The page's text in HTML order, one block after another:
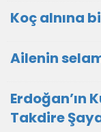
Koç alnına
Ailenin
Erdoğan’ın
Takdire